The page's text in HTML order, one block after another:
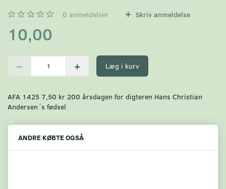
0 anmeldelser Skriv anmeldelse
10,00
Læg i kurv
AFA 1425 7,50 kr 200 årsdagen for digteren Hans Christian
Andersen´s fødsel
ANDRE KØBTE OGSÅ